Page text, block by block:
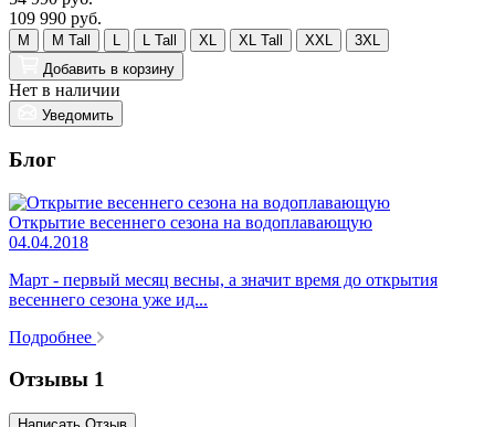
109 990 руб.
M M Tall L L Tall XL XL Tall XXL
3XL
Добавить в корзину
Нет в наличии
Уведомить
Блог
Открытие весеннего сезона на водоплавающую
04.04.2018
Март - первый месяц весны, а значит время до открытия
весеннего сезона уже ид...
Подробнее
Отзывы 1